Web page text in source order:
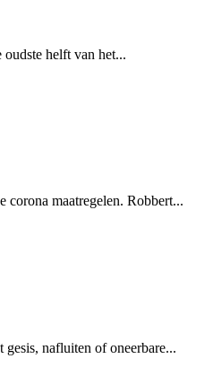
helft van het...
maatregelen. Robbert...
nafluiten of oneerbare...